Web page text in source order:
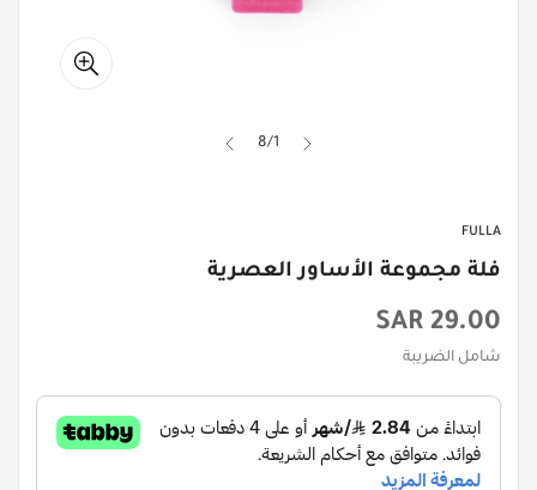
1
/
8
FULLA
فلة مجموعة الأساور العصرية
السعر
الأصلي
29.00 SAR
شامل الضريبة